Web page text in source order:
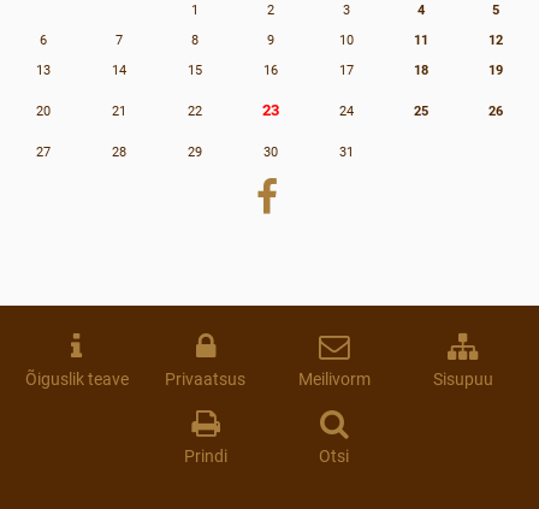
1 2 3 4
5
6
7 8 9 10 11
12
13
14 15 16 17 18 19
20 21 22 23 24 25 26
27 28 29 30 31
Õiguslik teave Privaatsus Meilivorm Sisupuu
Prindi Otsi